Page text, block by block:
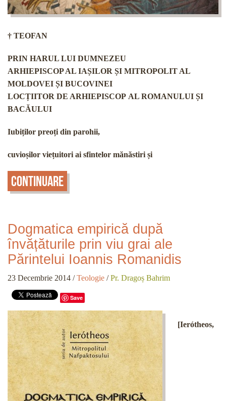
† TEOFAN
PRIN HARUL LUI DUMNEZEU
ARHIEPISCOP AL IAȘILOR ȘI MITROPOLIT AL
MOLDOVEI ȘI BUCOVINEI
LOCȚIITOR DE ARHIEPISCOP AL ROMANULUI ȘI
BACĂULUI
Iubiților preoți din parohii,
cuvioșilor viețuitori ai sfintelor mănăstiri și
Continuare
Dogmatica empirică după
învățăturile prin viu grai ale
Părintelui Ioannis Romanidis
23 Decembrie 2014 /Teologie /Pr. Dragoș Bahrim
Save
[Ierótheos,